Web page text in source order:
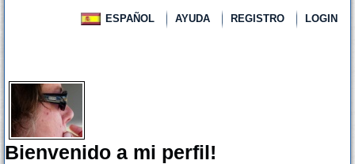
ESPAÑOL AYUDA REGISTRO LOGIN
Bienvenido a mi perfil!